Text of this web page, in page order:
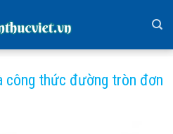
công thức đường tròn đơn